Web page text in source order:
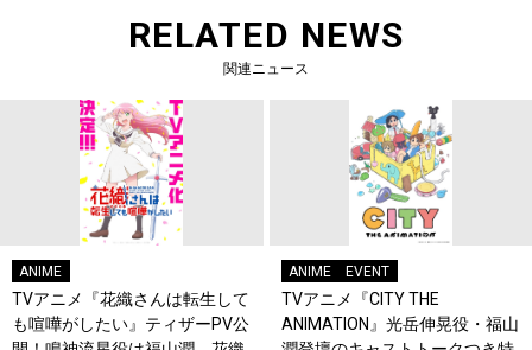
RELATED NEWS
関連ニュース
ANIME
TVアニメ『花織さんは転生して
も喧嘩がしたい』ティザーPV公
ANIME EVENT
TVアニメ『CITY THE
ANIMATION』光岳伸晃役・福山